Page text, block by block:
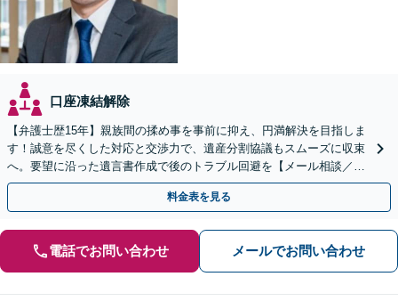
口座凍結解除
【弁護士歴15年】親族間の揉め事を事前に抑え、円満解決を目指しま
す！誠意を尽くした対応と交渉力で、遺産分割協議もスムーズに収束
へ。要望に沿った遺言書作成で後のトラブル回避を【メール相談／W
eb面談可】
料金表を見る
電話でお問い合わせ メールでお問い合わせ